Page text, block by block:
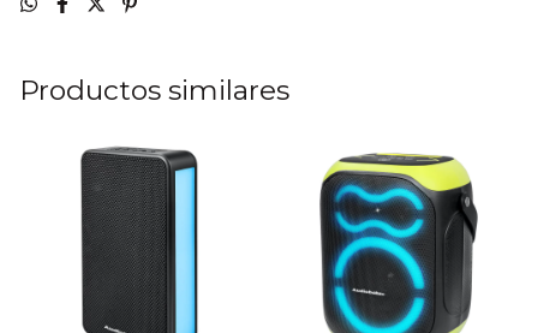
Productos similares